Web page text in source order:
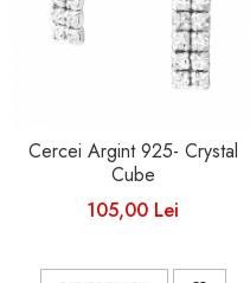
Cercei Argint 925- Crystal
Cube
105,00 Lei